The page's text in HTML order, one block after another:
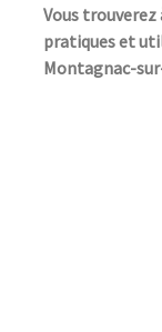
Vous
pratiques et
Montagnac-